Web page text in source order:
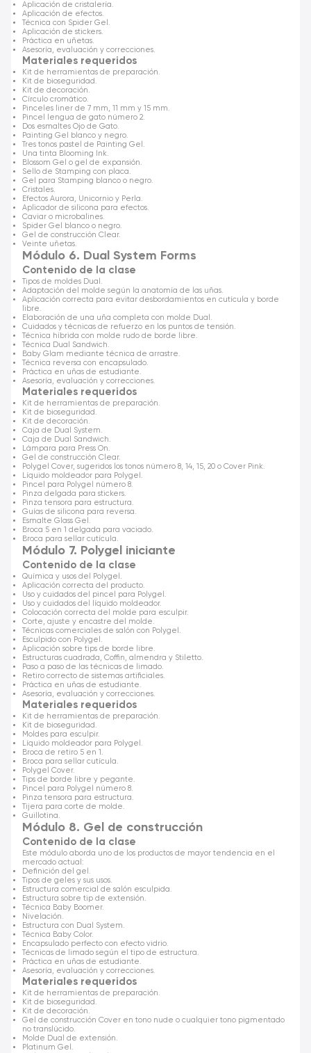
Aplicación de cristalería.
Aplicación de efectos.
Técnica con Spider Gel.
Aplicación de stickers.
Práctica en uñetas.
Asesoría, evaluación y correcciones.
Materiales requeridos
Kit de herramientas de preparación.
Kit de bioseguridad.
Kit de decoración.
Círculo cromático.
Pinceles liner de 7 mm, 11 mm y 15 mm.
Pincel lengua de gato número 2.
Dos esmaltes Ojo de Gato.
Painting Gel blanco y negro.
Tres tonos pastel de Painting Gel.
Una tinta Blooming Ink.
Blossom Gel o gel de expansión.
Sello de Stamping con placa.
Gel para Stamping blanco o negro.
Cristales.
Efectos Aurora, Unicornio y Perla.
Aplicador de silicona para efectos.
Caviar o microbalines.
Spider Gel blanco o negro.
Gel de construcción Clear.
Veinte uñetas.
Módulo 6. Dual System Forms
Contenido de la clase
Tipos de moldes Dual.
Adaptación del molde según la anatomía de las uñas.
Aplicación correcta para evitar desbordamientos en cutícula y borde
libre.
Elaboración de una uña completa con molde Dual.
Cuidados y técnicas de refuerzo en los puntos de tensión.
Técnica híbrida con molde rudo de borde libre.
Técnica Dual Sandwich.
Baby Glam mediante técnica de arrastre.
Técnica reversa con encapsulado.
Práctica en uñas de estudiante.
Asesoría, evaluación y correcciones.
Materiales requeridos
Kit de herramientas de preparación.
Kit de bioseguridad.
Kit de decoración.
Caja de Dual System.
Caja de Dual Sandwich.
Lámpara para Press On.
Gel de construcción Clear.
Polygel Cover, sugeridos los tonos número 8, 14, 15, 20 o Cover Pink.
Líquido moldeador para Polygel.
Pincel para Polygel número 8.
Pinza delgada para stickers.
Pinza tensora para estructura.
Guías de silicona para reversa.
Esmalte Glass Gel.
Broca 5 en 1 delgada para vaciado.
Broca para sellar cutícula.
Módulo 7. Polygel iniciante
Contenido de la clase
Química y usos del Polygel.
Aplicación correcta del producto.
Uso y cuidados del pincel para Polygel.
Uso y cuidados del líquido moldeador.
Colocación correcta del molde para esculpir.
Corte, ajuste y encastre del molde.
Técnicas comerciales de salón con Polygel.
Esculpido con Polygel.
Aplicación sobre tips de borde libre.
Estructuras cuadrada, Coffin, almendra y Stiletto.
Paso a paso de las técnicas de limado.
Retiro correcto de sistemas artificiales.
Práctica en uñas de estudiante.
Asesoría, evaluación y correcciones.
Materiales requeridos
Kit de herramientas de preparación.
Kit de bioseguridad.
Moldes para esculpir.
Líquido moldeador para Polygel.
Broca de retiro 5 en 1.
Broca para sellar cutícula.
Polygel Cover.
Tips de borde libre y pegante.
Pincel para Polygel número 8.
Pinza tensora para estructura.
Tijera para corte de molde.
Guillotina.
Módulo 8. Gel de construcción
Contenido de la clase
Este módulo aborda uno de los productos de mayor tendencia en el
mercado actual:
Definición del gel.
Tipos de geles y sus usos.
Estructura comercial de salón esculpida.
Estructura sobre tip de extensión.
Técnica Baby Boomer.
Nivelación.
Estructura con Dual System.
Técnica Baby Color.
Encapsulado perfecto con efecto vidrio.
Técnicas de limado según el tipo de estructura.
Práctica en uñas de estudiante.
Asesoría, evaluación y correcciones.
Materiales requeridos
Kit de herramientas de preparación.
Kit de bioseguridad.
Kit de decoración.
Gel de construcción Cover en tono nude o cualquier tono pigmentado
no translúcido.
Molde Dual de extensión.
Platinum Gel.